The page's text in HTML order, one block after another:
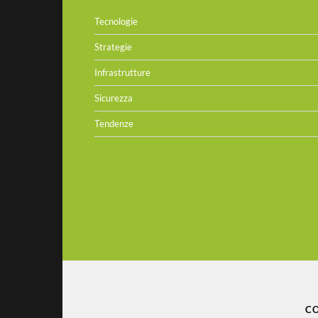
Tecnologie
Strategie
Infrastrutture
Sicurezza
Tendenze